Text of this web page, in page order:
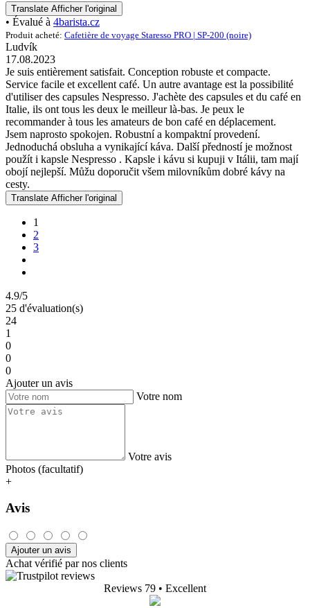
Translate Afficher l'original
• Évalué à 4barista.cz
Produit acheté: Cafetière de voyage Staresso PRO | SP-200 (noire)
Ludvík
17.08.2023
Je suis entièrement satisfait. Conception robuste et compacte.
Service facile et excellent café. Un autre avantage est la possibilité
d'utiliser des capsules Nespresso. J'achète des capsules et du café en
Italie, ils ont tous les deux le meilleur là-bas. Je peux le
recommander à tous les amateurs de bon café en déplacement.
Jsem naprosto spokojen. Robustní a kompaktní provedení.
Jednoduchá obsluha a vynikající káva. Další předností je možnost
použít i kapsle Nespresso . Kapsle i kávu si kupuji v Itálii, tam mají
obojí nejlepší. Můžu doporučit všem milovníkům dobré kávy na
cesty.
Translate Afficher l'original
1
2
3
4.9/5
25 d'évaluation(s)
24
1
0
0
0
Ajouter un avis
Votre nom
Votre avis
Photos (facultatif)
+
Avis
Ajouter un avis
Achat vérifié par nos clients
Reviews 79 • Excellent